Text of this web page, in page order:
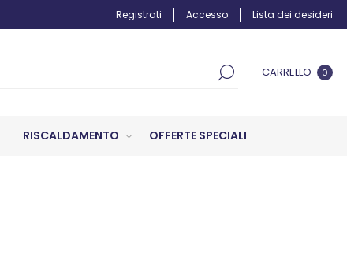
Registrati Accesso Lista dei desideri
CARRELLO 0
RISCALDAMENTO OFFERTE SPECIALI